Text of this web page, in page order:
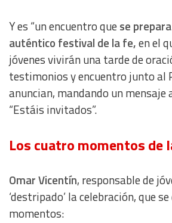
Y es “un encuentro quese
auténtico festival de la fe,en el
jóvenes vivirán una tarde de
testimonios y encuentro junto al
anuncian, mandando un mensaje
“Estáis invitados”.
Los cuatro momentos de
Omar Vicentín, responsable de
‘destripado’ la celebración, que
momentos: